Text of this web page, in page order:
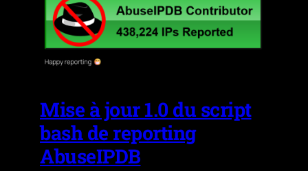
Mise à jour 1.0 du script
bash de reporting
AbuseIPDB